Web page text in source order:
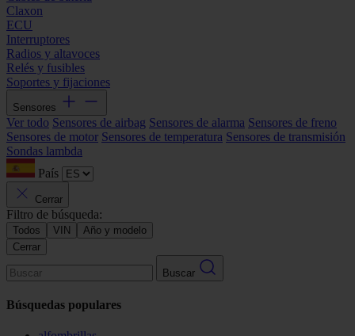
Claxon
ECU
Interruptores
Radios y altavoces
Relés y fusibles
Soportes y fijaciones
Sensores
Ver todo Sensores de airbag Sensores de alarma Sensores de freno
Sensores de motor Sensores de temperatura Sensores de transmisión
Sondas lambda
País
Cerrar
Filtro de búsqueda:
Todos VIN
Año y modelo
Cerrar
Buscar
Búsquedas populares